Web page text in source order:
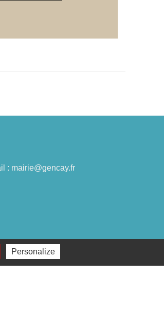
: mairie@gencay.fr
Personalize